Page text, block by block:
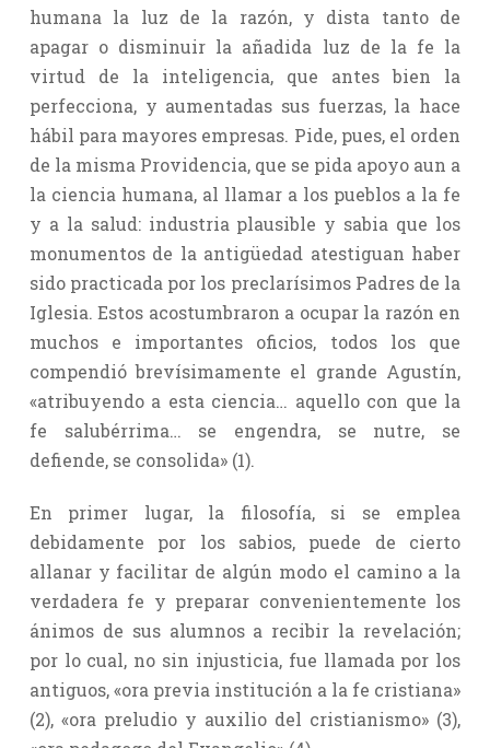
humana la luz de la razón, y dista tanto de
apagar o disminuir la añadida luz de la fe la
virtud de la inteligencia, que antes bien la
perfecciona, y aumentadas sus fuerzas, la hace
hábil para mayores empresas. Pide, pues, el orden
de la misma Providencia, que se pida apoyo aun a
la ciencia humana, al llamar a los pueblos a la fe
y a la salud: industria plausible y sabia que los
monumentos de la antigüedad atestiguan haber
sido practicada por los preclarísimos Padres de la
Iglesia. Estos acostumbraron a ocupar la razón en
muchos e importantes oficios, todos los que
compendió brevísimamente el grande Agustín,
«atribuyendo a esta ciencia… aquello con que la
fe salubérrima… se engendra, se nutre, se
defiende, se consolida» (1).
En primer lugar, la filosofía, si se emplea
debidamente por los sabios, puede de cierto
allanar y facilitar de algún modo el camino a la
verdadera fe y preparar convenientemente los
ánimos de sus alumnos a recibir la revelación;
por lo cual, no sin injusticia, fue llamada por los
antiguos, «ora previa institución a la fe cristiana»
(2), «ora preludio y auxilio del cristianismo» (3),